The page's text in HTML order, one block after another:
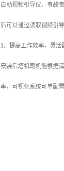
自动视频引导仪，事故
后可以通过读取视频引
3、提高工作效率，灵活
安装后塔机司机能根据
率，可视化系统可单配